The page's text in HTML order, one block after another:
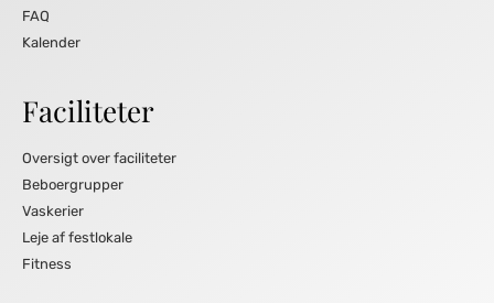
FAQ
Kalender
Faciliteter
Oversigt over faciliteter
Beboergrupper
Vaskerier
Leje af festlokale
Fitness